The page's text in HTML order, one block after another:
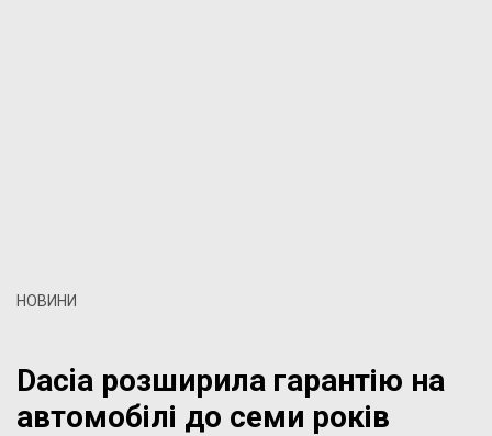
НОВИНИ
Dacia розширила гарантію на
автомобілі до семи років